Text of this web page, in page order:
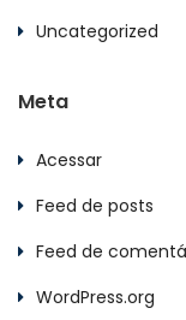
Uncategorized
Meta
Acessar
Feed de posts
Feed de
WordPress.org